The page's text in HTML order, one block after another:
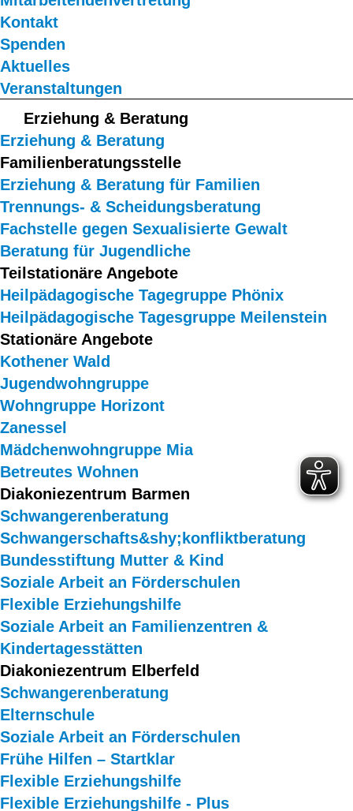
Kontakt
Spenden
Aktuelles
Veranstaltungen
Erziehung & Beratung
Erziehung & Beratung
Familienberatungsstelle
Erziehung & Beratung für Familien
Trennungs- & Scheidungsberatung
Fachstelle gegen Sexualisierte Gewalt
Beratung für Jugendliche
Teilstationäre Angebote
Heilpädagogische Tagegruppe Phönix
Heilpädagogische Tagesgruppe Meilenstein
Stationäre Angebote
Kothener Wald
Jugendwohngruppe
Wohngruppe Horizont
Zanessel
Mädchenwohngruppe Mia
Betreutes Wohnen
Diakoniezentrum Barmen
Schwangerenberatung
Schwangerschafts&shy;konfliktberatung
Bundesstiftung Mutter & Kind
Soziale Arbeit an Förderschulen
Flexible Erziehungshilfe
Soziale Arbeit an Familienzentren &
Kindertagesstätten
Diakoniezentrum Elberfeld
Schwangerenberatung
Elternschule
Soziale Arbeit an Förderschulen
Frühe Hilfen – Startklar
Flexible Erziehungshilfe
Flexible Erziehungshilfe - Plus